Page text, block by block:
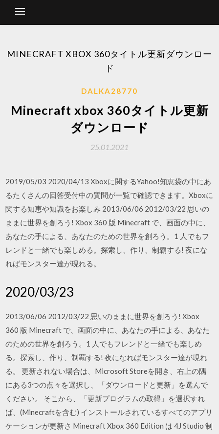
MINECRAFT XBOX 360タイトル更新ダウンロー
ド
DALKA28770
Minecraft xbox 360タイトル更新
ダウンロード
25.01.2021
2019/05/03 2020/04/13 Xboxに関するYahoo!知恵袋の中にあ
るたくさんの回答受付中の質問が一覧で確認できます。Xboxに
関する知恵や知識をお楽しみ 2013/06/06 2012/03/22 思いの
ままに世界を創ろう! Xbox 360 版 Minecraft で、画面の中に、
あなたの手による、あなたのための世界を創ろう。1 人でもフ
レンドと一緒でも楽しめる。探索し、作り、制覇する! 夜にな
ればモンスター達が現れる。
2020/03/23
2013/06/06 2012/03/22 思いのままに世界を創ろう! Xbox
360 版 Minecraft で、画面の中に、あなたの手による、あなた
のための世界を創ろう。1 人でもフレンドと一緒でも楽しめ
る。探索し、作り、制覇する! 夜になればモンスター達が現れ
る。 更新されない場合は、Microsoft Storeを開き、右上の隅
にある3つの点々を選択し、「ダウンロードと更新」を選んで
ください。 そこから、「更新プログラムの取得」を選択すれ
ば、(Minecraftを含む) インストールされているすべてのアプリ
ケーションが更新さ Minecraft Xbox 360 Edition は 4J Studio 制